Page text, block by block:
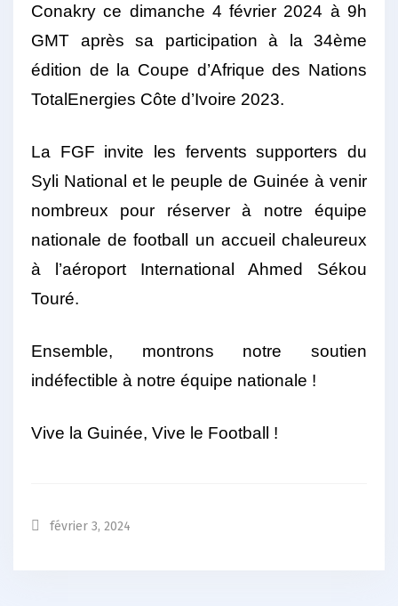
Conakry ce dimanche 4 février 2024 à 9h
GMT après sa participation à la 34ème
édition de la Coupe d’Afrique des Nations
TotalEnergies Côte d’Ivoire 2023.
La FGF invite les fervents supporters du
Syli National et le peuple de Guinée à venir
nombreux pour réserver à notre équipe
nationale de football un accueil chaleureux
à l’aéroport International Ahmed Sékou
Touré.
Ensemble, montrons notre soutien
indéfectible à notre équipe nationale !
Vive la Guinée, Vive le Football !
février 3, 2024